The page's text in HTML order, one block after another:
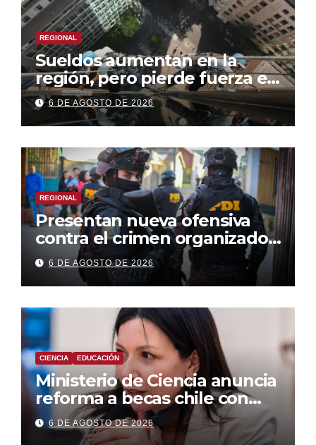
REGIONAL
Sueldos aumentan en la
región, pero pierde fuerza el
empleo formal
6 DE AGOSTO DE 2026
REGIONAL
Presentan nueva ofensiva
contra el crimen organizado:
más control territorial,
cárceles más estrictas y
decomiso de bienes
6 DE AGOSTO DE 2026
CIENCIA EDUCACIÓN
Ministerio de Ciencia anuncia
reforma a becas chile con
foco en áreas estratégicas y
descentralización
6 DE AGOSTO DE 2026